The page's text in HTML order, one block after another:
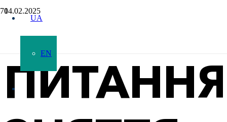
UA
EN
14.02.2025
ПИТАННЯ